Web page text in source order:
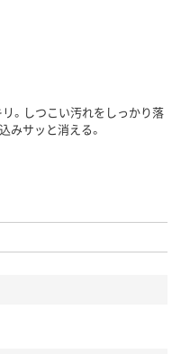
。しつこい汚れをしっかり落
サッと消える。